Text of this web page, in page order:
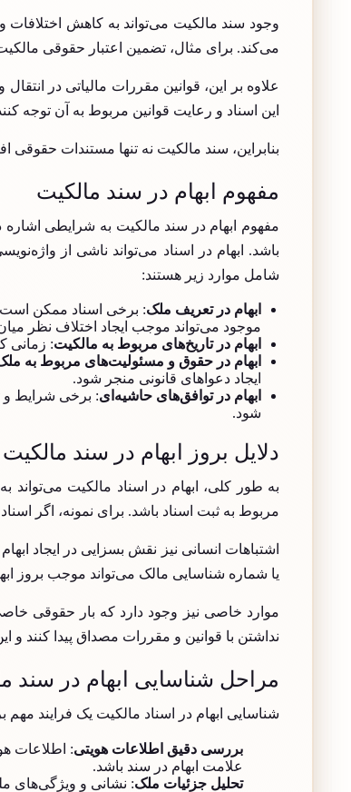
وجود سند مالکیت می‌تواند به کاهش
می‌کند. برای مثال، تضمین اعتبار حقوقی
علاوه بر این، قوانین مقررات مالیاتی در
این اسناد و رعایت قوانین مربوط به آن توجه
بنابراین، سند مالکیت نه تنها مستندات
مفهوم ابهام در سند مالکیت
مفهوم ابهام در سند مالکیت به شرایطی
باشد. ابهام در اسناد می‌تواند ناشی از
شامل موارد زیر هستند:
ابهام در تعریف ملک: برخی اسناد ممکن
موجود می‌تواند موجب ایجاد اختلاف نظر
ابهام در تاریخ‌های مربوط به مالکیت: زمانی
ابهام در حقوق و مسئولیت‌های مربوط به
ایجاد دعواهای قانونی منجر شود.
ابهام در توافق‌های حاشیه‌ای: برخی شرایط و
شود.
دلایل بروز ابهام در سند مالکیت
به طور کلی، ابهام در اسناد مالکیت
مربوط به ثبت اسناد باشد. برای نمونه، اگر
اشتباهات انسانی نیز نقش بسزایی در ایجاد
یا شماره شناسایی مالک می‌تواند موجب بروز
موارد خاصی نیز وجود دارد که بار حقوقی
نداشتن با قوانین و مقررات مصداق پیدا کنند و
مراحل شناسایی ابهام در سند
شناسایی ابهام در اسناد مالکیت یک فرایند
بررسی دقیق اطلاعات هویتی: اطلاعات
علامت ابهام در سند باشد.
تحلیل جزئیات ملک: نشانی و ویژگی‌های